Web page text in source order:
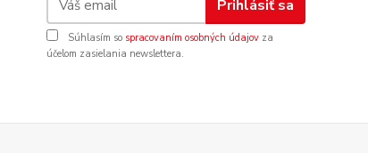
Prihlásiť sa
Súhlasím so spracovaním osobných údajov za
účelom zasielania newslettera.